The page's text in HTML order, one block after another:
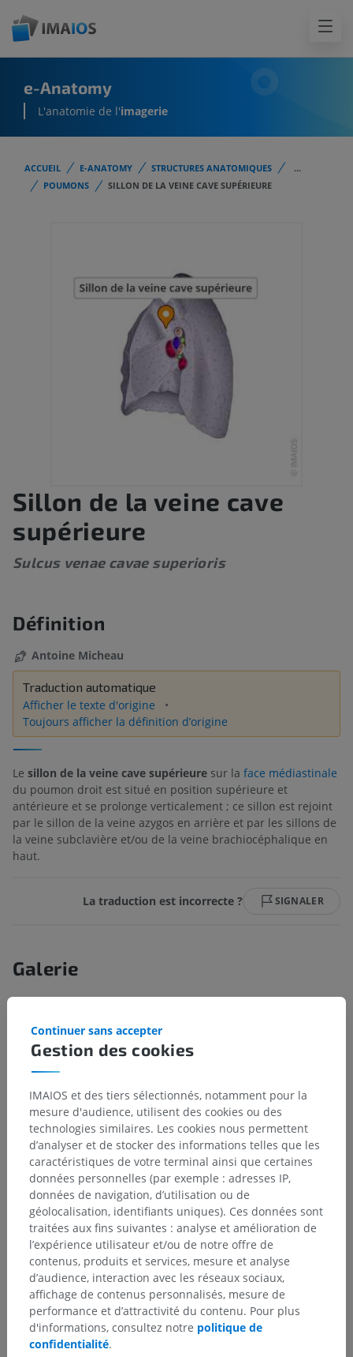
e-Anatomy
L'anatomie de l'imagerie
ACCUEIL E-ANATOMY STRUCTURES ANATOMIQUES
...
POUMONS
SILLON DE LA VEINE CAVE SUPÉRIEURE
Sillon de la veine cave
supérieure
Sulcus venae cavae superioris
Définition
Antoine Micheau
Traduction automatique
Afficher le texte d'origine
Toujours afficher la définition d’origine
Le sillon de la veine cave supérieure sur la face médiastinale
du poumon droit est situé en position supérieure et
antérieure et se prolonge verticalement ; ce sillon est rejoint
par le sillon de la veine azygos en arrière et par les sillons de
la veine subclavière et/ou de la veine brachiocéphalique en
haut.
La traduction est incorrecte ? SIGNALER
Galerie
Hiérarchie anatomique
Anatomie humaine 1
Anatomie systémique > Système respiratoire>
Poumons> Sillon de la veine cave supérieure
Structures sous-jacentes :Il n'y a aucune structure
sous-jacente
Gestion des cookies
Continuer sans accepter
IMAIOS et des tiers sélectionnés, notamment pour la
mesure d'audience, utilisent des cookies ou des
technologies similaires. Les cookies nous permettent
d’analyser et de stocker des informations telles que les
caractéristiques de votre terminal ainsi que certaines
données personnelles (par exemple : adresses IP,
données de navigation, d’utilisation ou de
géolocalisation, identifiants uniques). Ces données sont
traitées aux fins suivantes : analyse et amélioration de
l’expérience utilisateur et/ou de notre offre de
contenus, produits et services, mesure et analyse
d’audience, interaction avec les réseaux sociaux,
affichage de contenus personnalisés, mesure de
performance et d’attractivité du contenu. Pour plus
d'informations, consultez notre politique de
confidentialité.